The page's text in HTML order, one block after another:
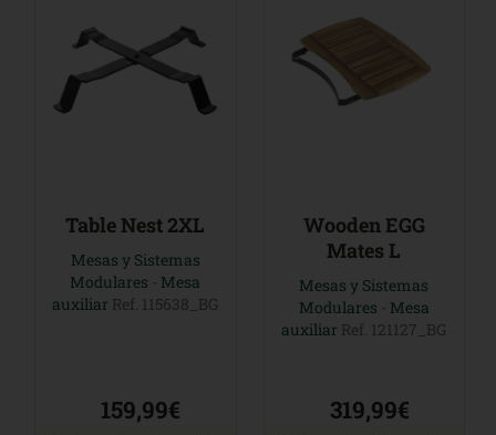
Table Nest 2XL
Mesas y Sistemas
Modulares
Mesa
auxiliar Ref. 115638_BG
159,99€
Wooden EGG
Mates L
Mesas y Sistemas
Modulares
Mesa
auxiliar Ref. 121127_BG
319,99€